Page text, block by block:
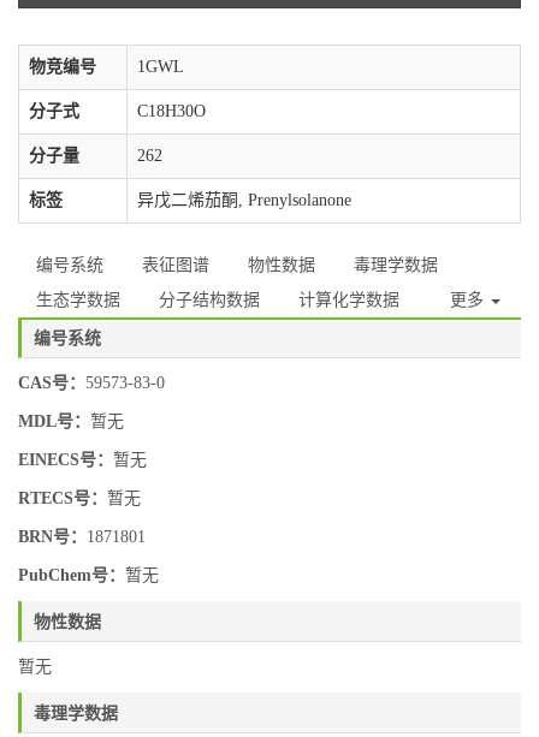
物竞编号 1GWL
分子式 C18H30O
分子量 262
标签 异戊二烯茄酮, Prenylsolanone
编号系统 表征图谱 物性数据
毒理学数据
生态学数据
分子结构数据 计算化学数据 更多
编号系统
CAS号： 59573-83-0
MDL号： 暂无
EINECS号： 暂无
RTECS号： 暂无
BRN号： 1871801
PubChem号： 暂无
物性数据
暂无
毒理学数据